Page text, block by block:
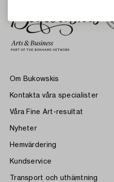
Om Bukowskis
Kontakta våra specialister
Våra Fine Art-resultat
Nyheter
Hemvärdering
Kundservice
Transport och uthämtning